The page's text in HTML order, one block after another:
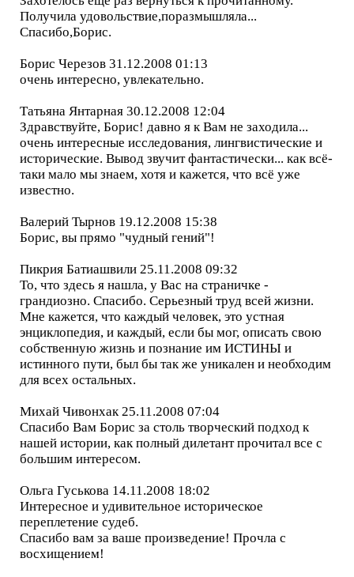
Получила удовольствие,поразмышляла...
Спасибо,Борис.
Борис Черезов 31.12.2008 01:13
очень интересно, увлекательно.
Татьяна Янтарная 30.12.2008 12:04
Здравствуйте, Борис! давно я к Вам не заходила...
очень интересные исследования, лингвистические и
исторические. Вывод звучит фантастически... как всё-
таки мало мы знаем, хотя и кажется, что всё уже
известно.
Валерий Тырнов 19.12.2008 15:38
Борис, вы прямо "чудный гений"!
Пикрия Батиашвили 25.11.2008 09:32
То, что здесь я нашла, у Вас на страничке -
грандиозно. Спасибо. Серьезный труд всей жизни.
Мне кажется, что каждый человек, это устная
энциклопедия, и каждый, если бы мог, описать свою
собственную жизнь и познание им ИСТИНЫ и
истинного пути, был бы так же уникален и необходим
для всех остальных.
Михай Чивонхак 25.11.2008 07:04
Спасибо Вам Борис за столь творческий подход к
нашей истории, как полный дилетант прочитал все с
большим интересом.
Ольга Гуськова 14.11.2008 18:02
Интересное и удивительное историческое
переплетение судеб.
Спасибо вам за ваше произведение! Прочла с
восхищением!